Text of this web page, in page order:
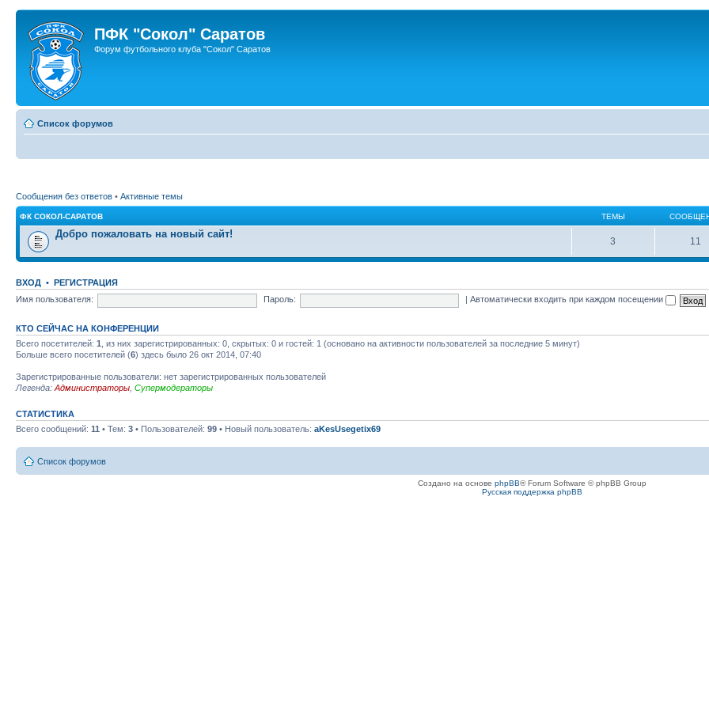
ПФК "Сокол" Саратов
Форум футбольного клуба "Сокол" Саратов
Список форумов
Сообщения без ответов • Активные темы
ФК СОКОЛ-САРАТОВ ТЕМЫ
Добро пожаловать на новый сайт!
3 11
ВХОД • РЕГИСТРАЦИЯ
Имя пользователя:
Пароль: |Автоматически входить при каждом посещении
КТО СЕЙЧАС НА КОНФЕРЕНЦИИ
Всего посетителей: 1 , из них зарегистрированных: 0, скрытых: 0 и гостей: 1 (основано на активности пользователей за последние 5 минут)
Больше всего посетителей (6) здесь было 26 окт 2014, 07:40
Зарегистрированные пользователи: нет зарегистрированных пользователей
Легенда: Администраторы Супермодераторы
СТАТИСТИКА
Всего сообщений: 11 • Тем: 3 • Пользователей: 99 • Новый пользователь: aKesUsegetix69
Список форумов
Создано на основе phpBB® Forum Software © phpBB Group
Русская поддержка phpBB